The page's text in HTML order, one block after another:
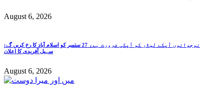
August 6, 2026
نوجوانوں آپکے لیڈر کو آپکی ضرورت ہے، 27 ستمبر کو اسلام آباد کا رخ کریں گے:
سہیل آفریدی کا اعلان
August 6, 2026